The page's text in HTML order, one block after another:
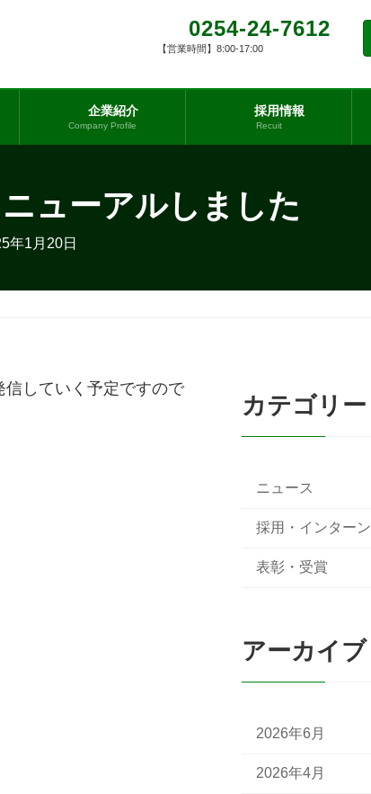
0254-24-7612
【営業時間】8:00-17:00
企業紹介
Company Profile
採用情報
Recuit
ューアルしました
年1月20日
していく予定ですので
カテゴリー
ニュース
採用・インターン
表彰・受賞
アーカイブ
2026年6月
2026年4月